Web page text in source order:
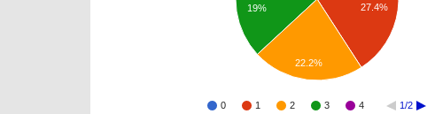
0 1 2 3 4 1/2
27.4%
19%
22.2%